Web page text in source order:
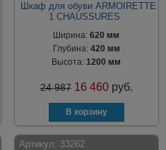
Шкаф для обуви ARMOIRETTE
1 CHAUSSURES
Ширина:620 мм
Глубина: 420 мм
Высота:1200 мм
24 987 16 460 руб.
Артикул: 33262